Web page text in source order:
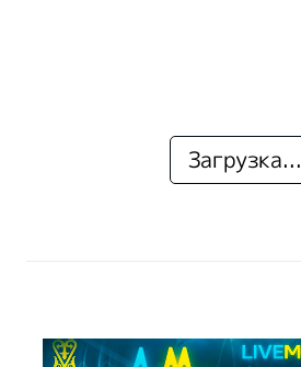
Загрузка...